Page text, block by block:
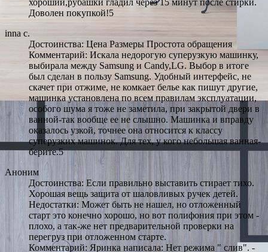
Доволен покупкой!5
inna c.
Достоинства: Цена Размеры Простота обращения
Комментарий: Искала недорогую суперузкую машинку,
выбирала между Samsung и Candy,LG. Выбор в итоге
был сделан в пользу Samsung. Удобный интерфейс, не
скачет при отжиме, не комкает белье как пишут другие,
машинка установлена по всем правилам эксплуатации,
особого шума я тоже не заметила, при закрытой двери в
ванной-так вообще ее не слышно. Машинка и вправду
оказалось узкой, точнее она относится к классу
суперузких машинок. Для тех, у кого небольшая ванная-
берите.5
Аноним
Достоинства: Если правильно выставить стирает тихо.
Хорошая вещь защита от шаловливых ручек детей.
Недостатки: Может быть не нашел, но отложенный
старт это конечно хорошо, но вот полифония при этом -
плохо, а так-же нет предварительной проверки на
перегруз при отложенном старте.
Комментарий: Яринка написала: Нет режима " слив". -